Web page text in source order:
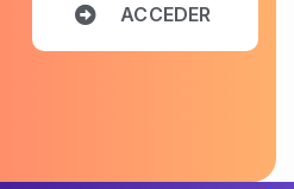
ACCEDER